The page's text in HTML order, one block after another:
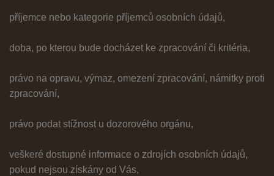
příjemce nebo kategorie příjemců osobních údajů,
doba, po kterou bude docházet ke zpracování či kritéria,
právo na opravu, výmaz, omezení zpracování, námitky proti
zpracování,
právo podat stížnost u dozorového orgánu,
veškeré dostupné informace o zdrojích osobních údajů,
pokud nejsou získány od Vás,